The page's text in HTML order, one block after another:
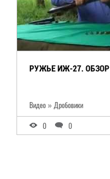
РУЖЬЕ ИЖ-27. ОБЗОР
Видео » Дробовики
0 0